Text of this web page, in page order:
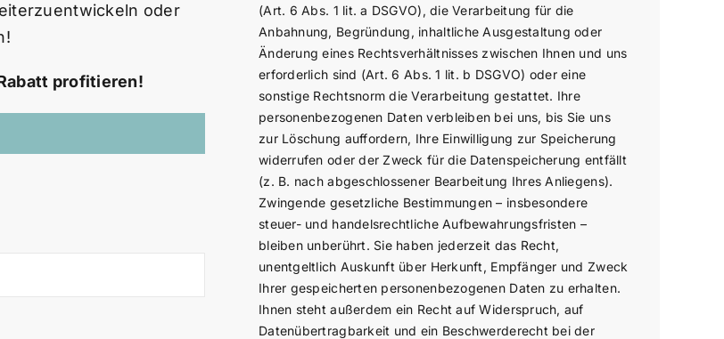
oder
profitieren!
(Art. 6 Abs. 1 lit. a DSGVO), die Verarbeitung für die
Anbahnung, Begründung, inhaltliche Ausgestaltung oder
Änderung eines Rechtsverhältnisses zwischen Ihnen und uns
erforderlich sind (Art. 6 Abs. 1 lit. b DSGVO) oder eine
sonstige Rechtsnorm die Verarbeitung gestattet. Ihre
personenbezogenen Daten verbleiben bei uns, bis Sie uns
zur Löschung auffordern, Ihre Einwilligung zur Speicherung
widerrufen oder der Zweck für die Datenspeicherung entfällt
(z. B. nach abgeschlossener Bearbeitung Ihres Anliegens).
Zwingende gesetzliche Bestimmungen – insbesondere
steuer- und handelsrechtliche Aufbewahrungsfristen –
bleiben unberührt. Sie haben jederzeit das Recht,
unentgeltlich Auskunft über Herkunft, Empfänger und Zweck
Ihrer gespeicherten personenbezogenen Daten zu erhalten.
Ihnen steht außerdem ein Recht auf Widerspruch, auf
Datenübertragbarkeit und ein Beschwerderecht bei der